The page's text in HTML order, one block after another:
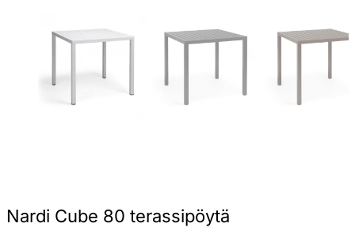
Nardi Cube 80 terassipöytä